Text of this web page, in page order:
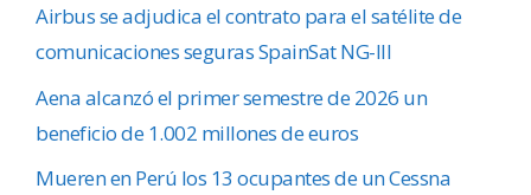
Airbus se adjudica el contrato para el satélite de
comunicaciones seguras SpainSat NG-III
Aena alcanzó el primer semestre de 2026 un
beneficio de 1.002 millones de euros
Mueren en Perú los 13 ocupantes de un Cessna